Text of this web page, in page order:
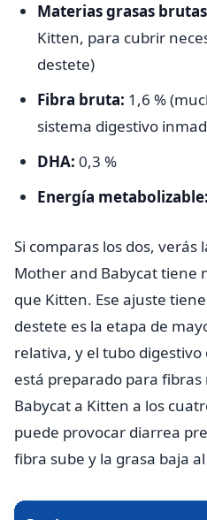
Materias grasas
Kitten, para cubrir
destete)
Fibra bruta: 1,6 %
sistema digestivo
DHA: 0,3 %
Energía metabolizable:
Si comparas los dos, verás
Mother and Babycat tiene
que Kitten. Ese ajuste
destete es la etapa de
relativa, y el tubo
está preparado para fibras
Babycat a Kitten a los
puede provocar diarrea
fibra sube y la grasa baja